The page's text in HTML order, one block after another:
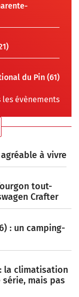
du Pin (61)
les évènements
à vivre
tout-
Crafter
: un camping-
la climatisation
mais pas